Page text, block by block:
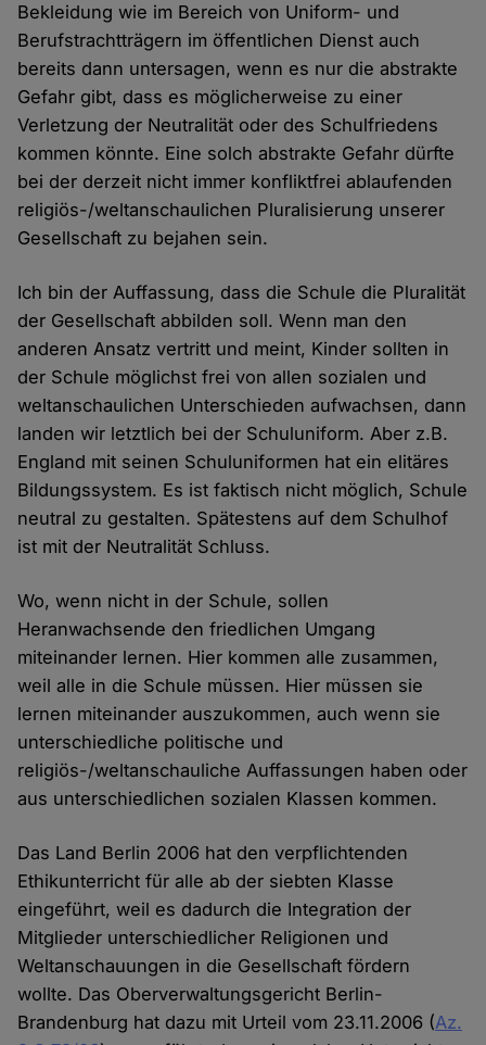
Bekleidung wie im Bereich von Uniform- und
Berufstrachtträgern im öffentlichen Dienst auch
bereits dann untersagen, wenn es nur die abstrakte
Gefahr gibt, dass es möglicherweise zu einer
Verletzung der Neutralität oder des Schulfriedens
kommen könnte. Eine solch abstrakte Gefahr dürfte
bei der derzeit nicht immer konfliktfrei ablaufenden
religiös-/weltanschaulichen Pluralisierung unserer
Gesellschaft zu bejahen sein.
Ich bin der Auffassung, dass die Schule die Pluralität
der Gesellschaft abbilden soll. Wenn man den
anderen Ansatz vertritt und meint, Kinder sollten in
der Schule möglichst frei von allen sozialen und
weltanschaulichen Unterschieden aufwachsen, dann
landen wir letztlich bei der Schuluniform. Aber z.B.
England mit seinen Schuluniformen hat ein elitäres
Bildungssystem. Es ist faktisch nicht möglich, Schule
neutral zu gestalten. Spätestens auf dem Schulhof
ist mit der Neutralität Schluss.
Wo, wenn nicht in der Schule, sollen
Heranwachsende den friedlichen Umgang
miteinander lernen. Hier kommen alle zusammen,
weil alle in die Schule müssen. Hier müssen sie
lernen miteinander auszukommen, auch wenn sie
unterschiedliche politische und
religiös-/weltanschauliche Auffassungen haben oder
aus unterschiedlichen sozialen Klassen kommen.
Das Land Berlin 2006 hat den verpflichtenden
Ethikunterricht für alle ab der siebten Klasse
eingeführt, weil es dadurch die Integration der
Mitglieder unterschiedlicher Religionen und
Weltanschauungen in die Gesellschaft fördern
wollte. Das Oberverwaltungsgericht Berlin-
Brandenburg hat dazu mit Urteil vom 23.11.2006 (Az.